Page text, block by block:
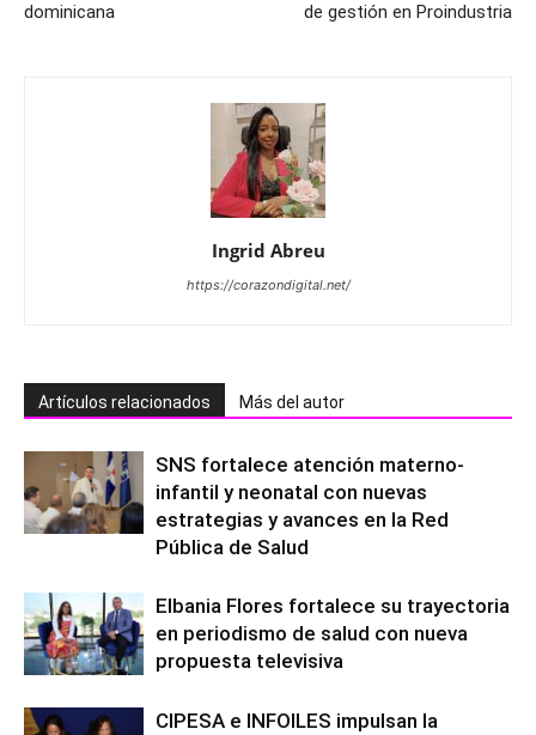
dominicana
de gestión en Proindustria
Ingrid Abreu
https://corazondigital.net/
Artículos relacionados Más del autor
SNS fortalece atención materno-
infantil y neonatal con nuevas
estrategias y avances en la Red
Pública de Salud
Elbania Flores fortalece su trayectoria
en periodismo de salud con nueva
propuesta televisiva
CIPESA e INFOILES impulsan la